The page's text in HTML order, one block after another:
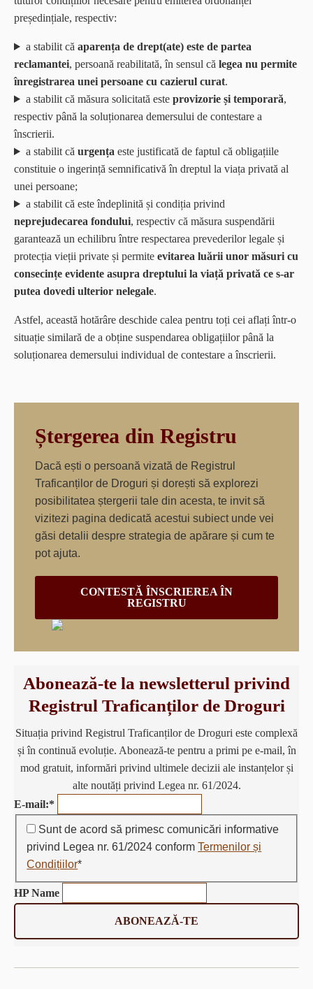
președințiale, respectiv:
a stabilit că aparența de drept(ate) este de partea
reclamantei, persoană reabilitată, în sensul că legea nu permite
înregistrarea unei persoane cu cazierul curat.
a stabilit că măsura solicitată este provizorie și temporară,
respectiv până la soluționarea demersului de contestare a
înscrierii.
a stabilit că urgența este justificată de faptul că obligațiile
constituie o ingerință semnificativă în dreptul la viața privată al
unei persoane;
a stabilit că este îndeplinită și condiția privind
neprejudecarea fondului, respectiv că măsura suspendării
garantează un echilibru între respectarea prevederilor legale și
protecția vieții private și permite evitarea luării unor măsuri cu
consecințe evidente asupra dreptului la viață privată ce s-ar
putea dovedi ulterior nelegale.
Astfel, această hotărâre deschide calea pentru toți cei aflați într-o
situație similară de a obține suspendarea obligațiilor până la
soluționarea demersului individual de contestare a înscrierii.
Ștergerea din Registru
Dacă ești o persoană vizată de Registrul
Traficanților de Droguri și dorești să explorezi
posibilitatea ștergerii tale din acesta, te invit să
vizitezi pagina dedicată acestui subiect unde vei
găsi detalii despre strategia de apărare și cum te
pot ajuta.
CONTESTĂ ÎNSCRIEREA ÎN
REGISTRU
Abonează-te la newsletterul privind
Registrul Traficanților de Droguri
Situația privind Registrul Traficanților de Droguri este complexă
și în continuă evoluție. Abonează-te pentru a primi pe e-mail, în
mod gratuit, informări privind ultimele decizii ale instanțelor și
alte noutăți privind Legea nr. 61/2024.
E-mail:*
Sunt de acord să primesc comunicări informative
privind Legea nr. 61/2024 conformTermenilor și
Condițiilor*
HP Name
ABONEAZĂ-TE